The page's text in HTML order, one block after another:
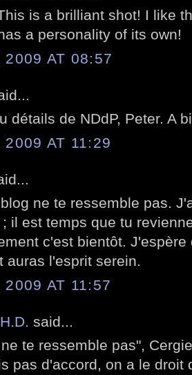
is a brilliant shot! I like
a personality of its own!
2009 AT 08:57
détails de NDdP, Peter. A
2009 AT 11:29
ne te ressemble pas.
il est temps que tu
c'est bientôt.
auras l'esprit serein.
2009 AT 11:57
said...
te ressemble pas",
pas d'accord, on a le droit